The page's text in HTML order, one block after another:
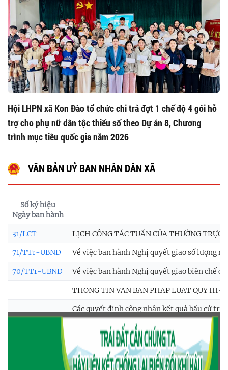
Hội LHPN xã Kon Đào tổ chức chi trả đợt 1 chế độ 4 gói hỗ
trợ cho phụ nữ dân tộc thiểu số theo Dự án 8, Chương
trình mục tiêu quốc gia năm 2026
VĂN BẢN UỶ BAN NHÂN DÂN XÃ
Số ký hiệu
Ngày ban hành
31/LCT LỊCH CÔNG TÁC TUẦN CỦA THƯỜNG
71/TTr-UBND Về việc ban hành Nghị quyết giao số lượng
70/TTr-UBND Về việc ban hành Nghị quyết giao biên chế
THONG TIN VAN BAN PHAP LUAT QUY III-
Các quyết định công nhận kết quả bầu cử